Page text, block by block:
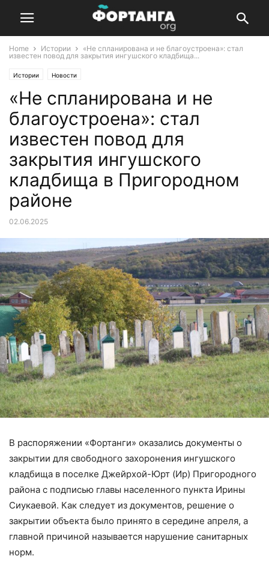
Home Истории
«Не спланирована и не благоустроена»: стал
известен повод для закрытия ингушского кладбища...
Истории Новости
«Не спланирована и не
благоустроена»: стал
известен повод для
закрытия ингушского
кладбища в Пригородном
районе
02.06.2025
В распоряжении «Фортанги» оказались документы о
закрытии для свободного захоронения ингушского
кладбища в поселке Джейрхой-Юрт (Ир) Пригородного
района с подписью главы населенного пункта Ирины
Сиукаевой. Как следует из документов, решение о
закрытии объекта было принято в середине апреля, а
главной причиной называется нарушение санитарных
норм.